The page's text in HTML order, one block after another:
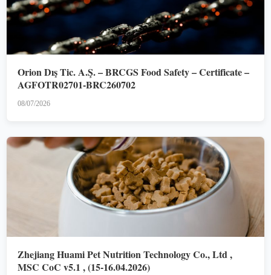
Orion Dış Tic. A.Ş. – BRCGS Food Safety – Certificate –
AGFOTR02701-BRC260702
08/07/2026
Zhejiang Huami Pet Nutrition Technology Co., Ltd ,
MSC CoC v5.1 , (15-16.04.2026)